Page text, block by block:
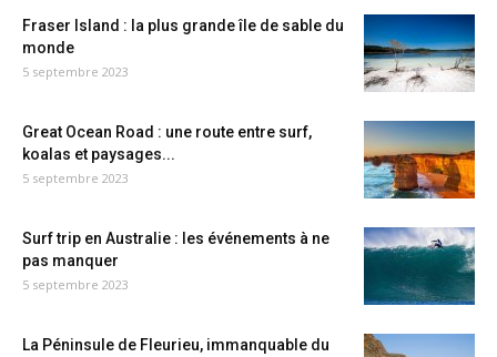
Fraser Island : la plus grande île de sable du
monde
5 septembre 2023
Great Ocean Road : une route entre surf,
koalas et paysages...
5 septembre 2023
Surf trip en Australie : les événements à ne
pas manquer
5 septembre 2023
La Péninsule de Fleurieu, immanquable du